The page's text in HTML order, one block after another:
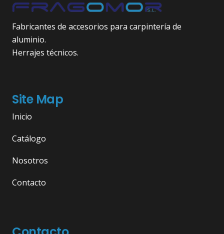
Fabricantes de accesorios para carpintería de
aluminio.
Herrajes técnicos.
Site Map
Inicio
Catálogo
Nosotros
Contacto